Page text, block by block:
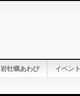
岩牡蠣あわび イベント